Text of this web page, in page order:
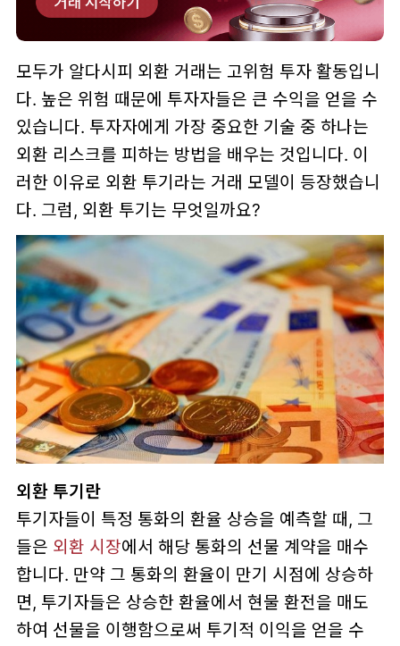
모두가 알다시피 외환 거래는 고위험 투자 활동입니
다. 높은 위험 때문에 투자자들은 큰 수익을 얻을 수
있습니다. 투자자에게 가장 중요한 기술 중 하나는
외환 리스크를 피하는 방법을 배우는 것입니다. 이
러한 이유로 외환 투기라는 거래 모델이 등장했습니
다. 그럼, 외환 투기는 무엇일까요?
외환 투기란
투기자들이 특정 통화의 환율 상승을 예측할 때, 그
들은 외환 시장에서 해당 통화의 선물 계약을 매수
합니다. 만약 그 통화의 환율이 만기 시점에 상승하
면, 투기자들은 상승한 환율에서 현물 환전을 매도
하여 선물을 이행함으로써 투기적 이익을 얻을 수